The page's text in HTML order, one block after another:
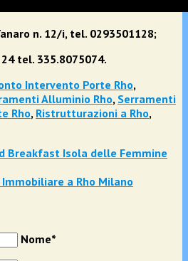
n. 12/i, tel. 0293501128;
tel. 335.8075074.
Intervento Porte Rho,
Alluminio Rho, Serramenti
Rho, Ristrutturazioni a Rho,
Breakfast Isola delle Femmine
a Rho Milano
Nome*